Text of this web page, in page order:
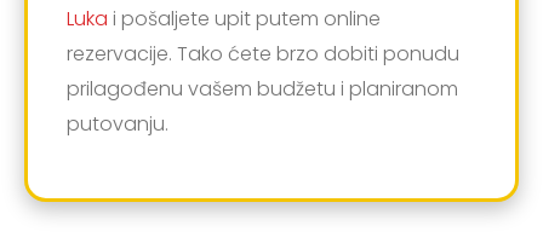
Luka i pošaljete upit putem online
rezervacije. Tako ćete brzo dobiti ponudu
prilagođenu vašem budžetu i planiranom
putovanju.